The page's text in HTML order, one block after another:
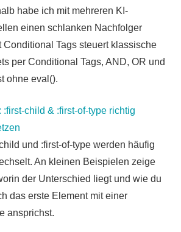
habe ich mit mehreren KI-
einen schlanken Nachfolger
Conditional Tags steuert klassische
per Conditional Tags, AND, OR und
ohne eval().
:first-child & :first-of-type richtig
und :first-of-type werden häufig
An kleinen Beispielen zeige
der Unterschied liegt und wie du
das erste Element mit einer
ansprichst.